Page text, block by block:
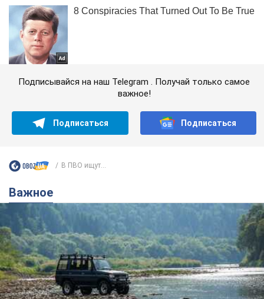
Подписывайся на наш Telegram . Получай только самое
важное!
Подписаться Подписаться
В ПВО ищут...
Важное